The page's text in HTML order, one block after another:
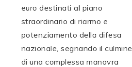
euro destinati al piano
straordinario di riarmo e
potenziamento della difesa
nazionale, segnando il culmine
di una complessa manovra